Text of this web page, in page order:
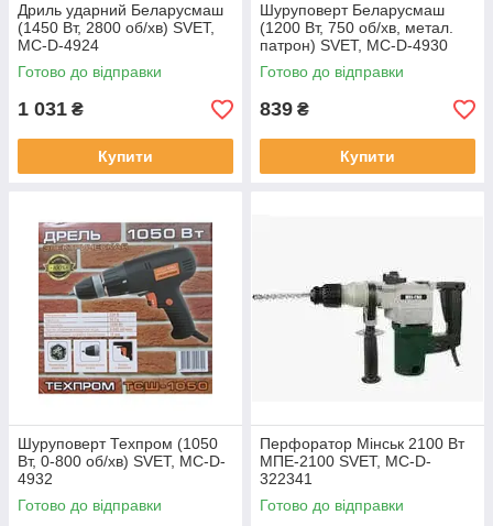
Дриль ударний Беларусмаш
(1450 Вт, 2800 об/хв) SVET,
MC-D-4924
Готово до відправки
1 031 ₴
Купити
Шуруповерт Беларусмаш
(1200 Вт, 750 об/хв, метал.
патрон) SVET, MC-D-4930
Готово до відправки
839 ₴
Купити
Шуруповерт Техпром (1050
Вт, 0-800 об/хв) SVET, MC-D-
4932
Готово до відправки
Перфоратор Мінськ 2100 Вт
МПЕ-2100 SVET, MC-D-
322341
Готово до відправки